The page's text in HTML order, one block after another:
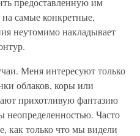
самые конкретные,
неутомимо накладывает
Меня интересуют только
облаков, коры или
прихотливую фантазию
неопределенностью. Часто
как только что мы видели